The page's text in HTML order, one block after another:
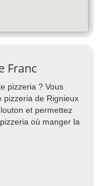
Franc
pizzeria ? Vous
pizzeria de Rignieux
et permettez
où manger la